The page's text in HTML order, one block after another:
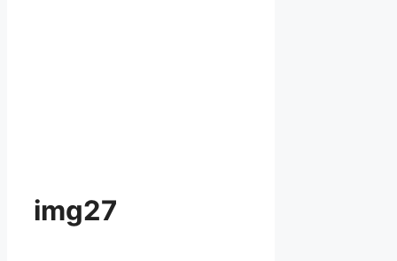
img27